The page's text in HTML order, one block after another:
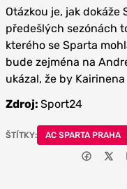
Otázkou je, jak
předešlých sezónách
kterého se Sparta
bude zejména na
ukázal, že by
Zdroj: Sport24
ŠTÍTKY: AC SPARTA PRAHA